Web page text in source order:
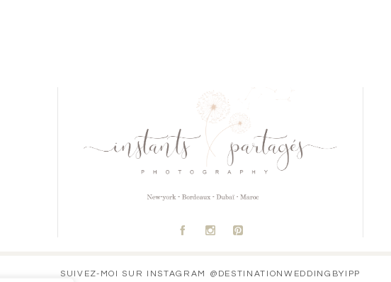
A C D
SUIVEZ-MOI SUR INSTAGRAM @DESTINATIONWEDDINGBYIPP